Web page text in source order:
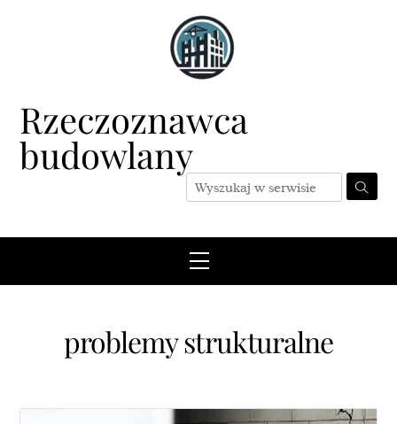
Rzeczoznawca
budowlany
Menu
problemy strukturalne